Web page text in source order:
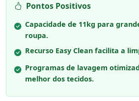
Pontos Positivos
Capacidade de 11kg para
roupa.
Recurso Easy Clean facilita a
Programas de lavagem
melhor dos tecidos.